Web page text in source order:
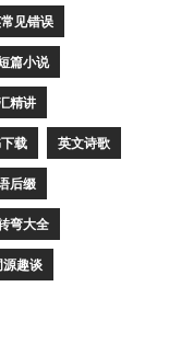
见错误
篇小说
精讲
载 英文诗歌
后缀
弯大全
源趣谈